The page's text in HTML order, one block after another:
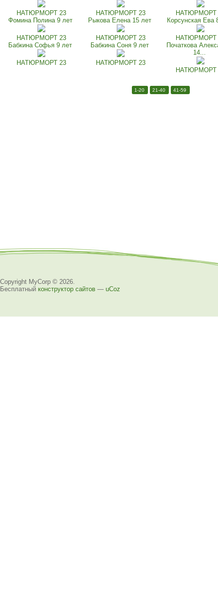
НАТЮРМОРТ 23 НАТЮРМОРТ 23
НАТЮРМОРТ
Фомина Полина 9 лет
НАТЮРМОРТ 23
Рыкова Елена 15 лет
НАТЮРМОРТ 23
Корсунская Ева
НАТЮРМОРТ
Бабкина Софья 9 лет
НАТЮРМОРТ 23
Бабкина Соня 9 лет
НАТЮРМОРТ 23
Початкова
14...
НАТЮРМОРТ
1-20 21-40 41-59
Copyright MyCorp © 2026
Бесплатный конструктор сайтов — uCoz